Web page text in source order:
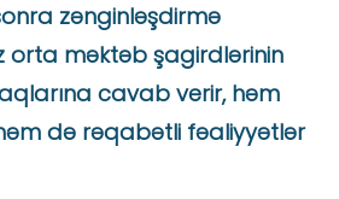
zənginləşdirmə
orta məktəb şagirdlərinin
cavab verir, həm
də rəqabətli fəaliyyətlər